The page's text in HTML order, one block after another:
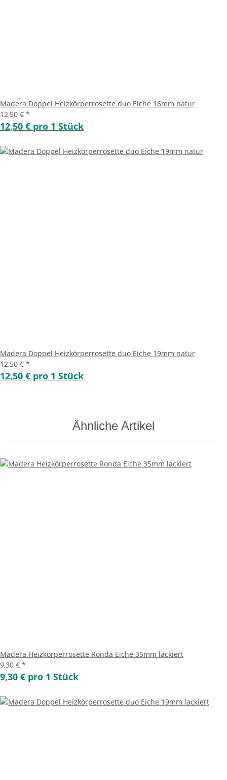
Madera Doppel Heizkörperrosette duo Eiche 16mm natur
12,50 € *
12,50 € pro 1 Stück
Madera Doppel Heizkörperrosette duo Eiche 19mm natur
12,50 € *
12,50 € pro 1 Stück
Ähnliche Artikel
Madera Heizkörperrosette Ronda Eiche 35mm lackiert
9,30 € *
9,30 € pro 1 Stück